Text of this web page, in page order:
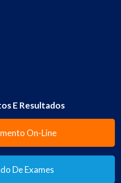
E Resultados
On-Line
De Exames